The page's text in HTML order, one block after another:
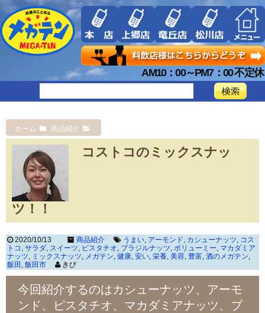
AM10：00～PM7：00 不定休
ホーム 商品紹介
コストコのミックスナッ
ツ！！
2020/10/13 商品紹介 うまい, アーモンド, カシューナッツ, コス
トコ , サラダ, スイーツ, ピスタチオ, ブラジルナッツ, ボリューミー, マカダミア
ナッツ, ミックスナッツ, メガテン, 健康, 安い, 栄養, 美容, 豊富, 酒のメガテン,
飯田 , 飯田市 きび
今回紹介するのはカシューナッツ、アーモ
ンド、ピスタチオ、マカダミアナッツ、ブ